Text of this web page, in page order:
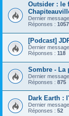
Outsider : le
Dernier
Réponses : 1057
[Podcast]
Dernier
Réponses : 118
Sombre - La
Dernier
Réponses : 875
Dark Earth :
Dernier
Réponses : 52